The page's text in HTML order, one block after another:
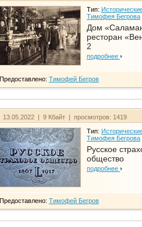
Тип:
Тимофея Бегрова
Дом
ресторан
2
подробнее
Предоставлено: Тимофей Бегров
13.05.2022 | 9 Кбайт | просмотров: 1419
Тип:
Тимофея Бегрова
Русское
общество
подробнее
Предоставлено: Тимофей Бегров